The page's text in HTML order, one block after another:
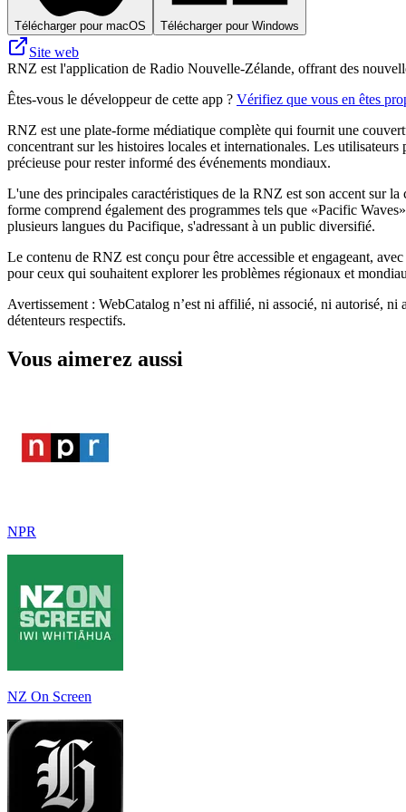
Télécharger pour macOS Télécharger pour Windows
Site web
RNZ est l'application de Radio Nouvelle-Zélande, offrant des
Êtes-vous le développeur de cette app ? Vérifiez que vous en êtes
RNZ est une plate-forme médiatique complète qui fournit une
concentrant sur les histoires locales et internationales. Les
précieuse pour rester informé des événements mondiaux.
L'une des principales caractéristiques de la RNZ est son accent sur
forme comprend également des programmes tels que «Pacific
plusieurs langues du Pacifique, s'adressant à un public diversifié.
Le contenu de RNZ est conçu pour être accessible et engageant,
pour ceux qui souhaitent explorer les problèmes régionaux et
Avertissement : WebCatalog n’est ni affilié, ni associé, ni autorisé,
détenteurs respectifs.
Vous aimerez aussi
NPR
NZ On Screen